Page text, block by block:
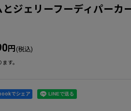
ジェリーフーディパーカ
円 (税込)
す。
でシェア